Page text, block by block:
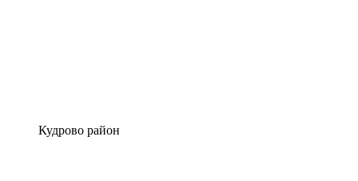
Кудрово район